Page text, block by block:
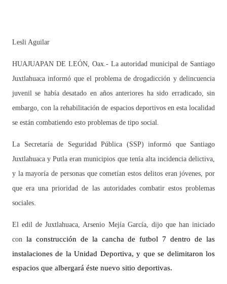
Lesli Aguilar
HUAJUAPAN DE LEÓN, Oax.- La autoridad municipal de Santiago
Juxtlahuaca informó que el problema de drogadicción y delincuencia
juvenil se había desatado en años anteriores ha sido erradicado, sin
embargo, con la rehabilitación de espacios deportivos en esta localidad
se están combatiendo esto problemas de tipo social.
La Secretaría de Seguridad Pública (SSP) informó que Santiago
Juxtlahuaca y Putla eran municipios que tenía alta incidencia delictiva,
y la mayoría de personas que cometían estos delitos eran jóvenes, por
que era una prioridad de las autoridades combatir estos problemas
sociales.
El edil de Juxtlahuaca, Arsenio Mejía García, dijo que han iniciado
con la construcción de la cancha de futbol 7 dentro de las
instalaciones de la Unidad Deportiva, y que se delimitaron los
espacios que albergará éste nuevo sitio deportivas.